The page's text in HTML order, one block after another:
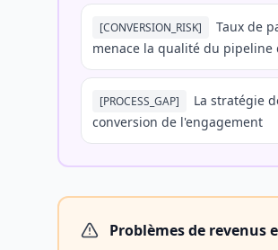
[CONVERSION_RISK]
Taux de
menace la qualité du pipeline
[PROCESS_GAP]
La stratégie
conversion de l'engagement
Problèmes de revenus